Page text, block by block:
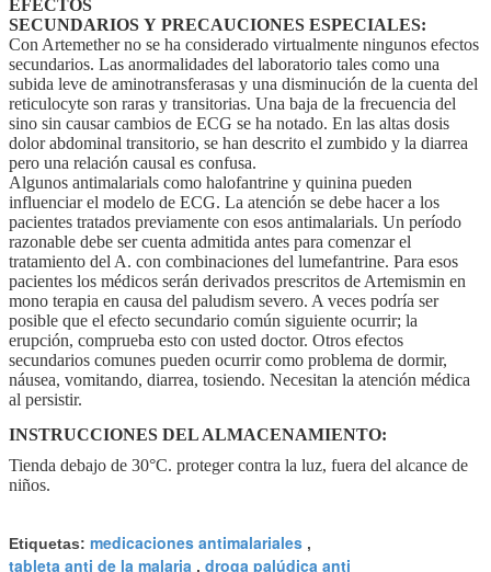
EFECTOS
SECUNDARIOS Y PRECAUCIONES ESPECIALES:
Con Artemether no se ha considerado virtualmente ningunos efectos
secundarios. Las anormalidades del laboratorio tales como una
subida leve de aminotransferasas y una disminución de la cuenta del
reticulocyte son raras y transitorias. Una baja de la frecuencia del
sino sin causar cambios de ECG se ha notado. En las altas dosis
dolor abdominal transitorio, se han descrito el zumbido y la diarrea
pero una relación causal es confusa.
Algunos antimalarials como halofantrine y quinina pueden
influenciar el modelo de ECG. La atención se debe hacer a los
pacientes tratados previamente con esos antimalarials. Un período
razonable debe ser cuenta admitida antes para comenzar el
tratamiento del A. con combinaciones del lumefantrine. Para esos
pacientes los médicos serán derivados prescritos de Artemismin en
mono terapia en causa del paludism severo. A veces podría ser
posible que el efecto secundario común siguiente ocurrir; la
erupción, comprueba esto con usted doctor. Otros efectos
secundarios comunes pueden ocurrir como problema de dormir,
náusea, vomitando, diarrea, tosiendo. Necesitan la atención médica
al persistir.
INSTRUCCIONES DEL ALMACENAMIENTO:
Tienda debajo de 30°C. proteger contra la luz, fuera del alcance de
niños.
Etiquetas: medicaciones antimalariales ,
tableta anti de la malaria , droga palúdica anti